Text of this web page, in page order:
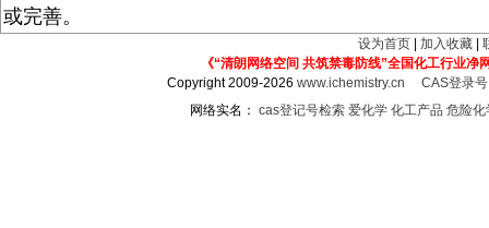
或完善。
设为首页 加入收藏
《“清朗网络空间 共筑禁毒防线”全国化工行业净
Copyright 2009-2026www.ichemistry.cn
CAS登录
网络实名： cas登记号检索 爱化学 化工产品 危险化